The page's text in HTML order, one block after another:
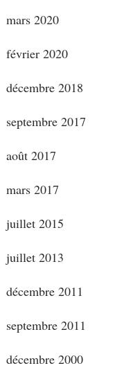
mars 2020
février 2020
décembre 2018
septembre 2017
août 2017
mars 2017
juillet 2015
juillet 2013
décembre 2011
septembre 2011
décembre 2000